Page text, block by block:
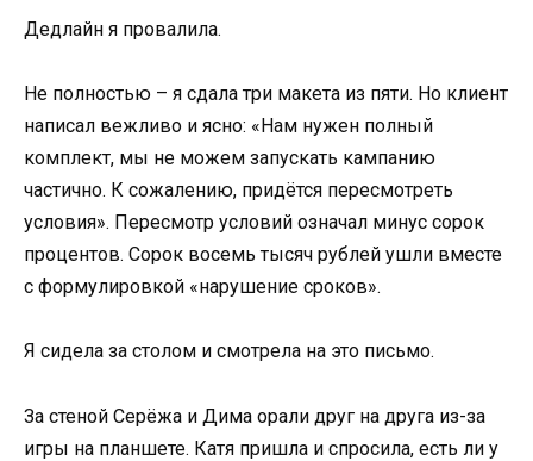
Дедлайн я провалила.
Не полностью – я сдала три макета из пяти. Но клиент
написал вежливо и ясно: «Нам нужен полный
комплект, мы не можем запускать кампанию
частично. К сожалению, придётся пересмотреть
условия». Пересмотр условий означал минус сорок
процентов. Сорок восемь тысяч рублей ушли вместе
с формулировкой «нарушение сроков».
Я сидела за столом и смотрела на это письмо.
За стеной Серёжа и Дима орали друг на друга из-за
игры на планшете. Катя пришла и спросила, есть ли у